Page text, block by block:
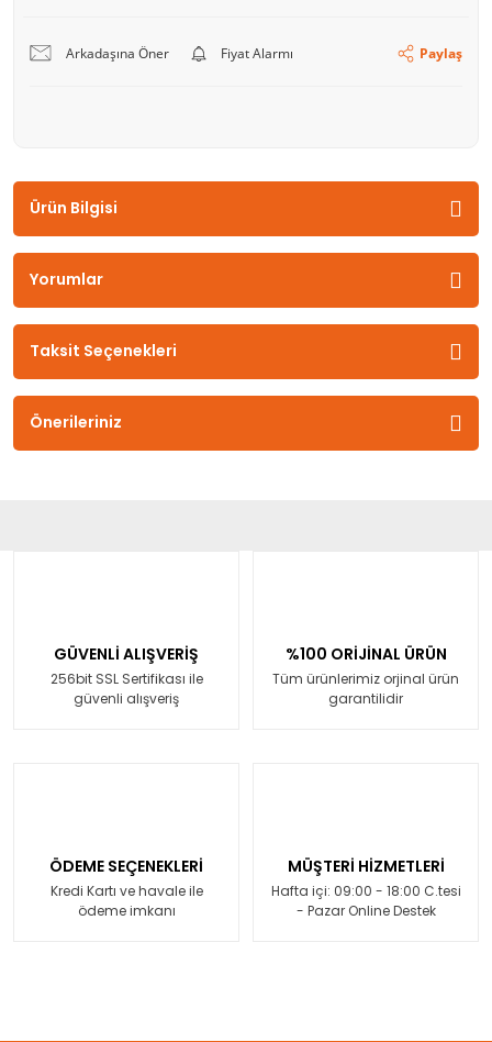
Arkadaşına Öner Fiyat Alarmı Paylaş
Ürün Bilgisi
Yorumlar
Taksit Seçenekleri
Önerileriniz
GÜVENLİ ALIŞVERİŞ
256bit SSL Sertifikası ile
güvenli alışveriş
%100 ORİJİNAL ÜRÜN
Tüm ürünlerimiz orjinal ürün
garantilidir
ÖDEME SEÇENEKLERİ
Kredi Kartı ve havale ile
ödeme imkanı
MÜŞTERİ HİZMETLERİ
Hafta içi: 09:00 - 18:00 C.tesi
- Pazar Online Destek